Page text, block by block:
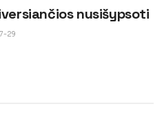
nusišypsoti
29